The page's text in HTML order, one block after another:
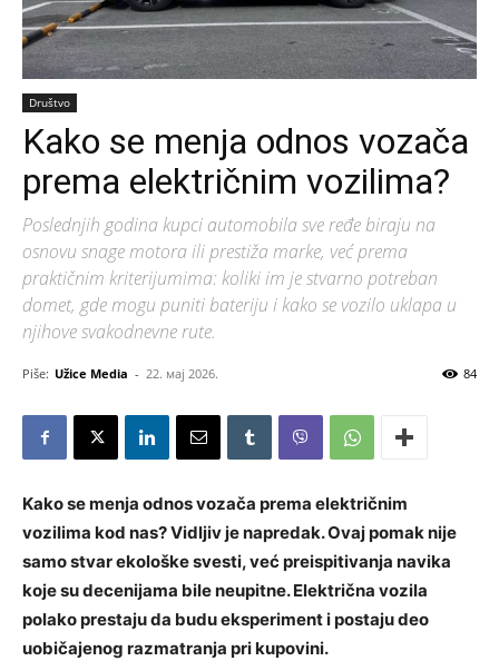
Društvo
Kako se menja odnos vozača
prema električnim vozilima?
Poslednjih godina kupci automobila sve ređe biraju na
osnovu snage motora ili prestiža marke, već prema
praktičnim kriterijumima: koliki im je stvarno potreban
domet, gde mogu puniti bateriju i kako se vozilo uklapa u
njihove svakodnevne rute.
Piše: Užice Media - 22. мај 2026. 84
Kako se menja odnos vozača prema električnim
vozilima kod nas? Vidljiv je napredak. Ovaj pomak nije
samo stvar ekološke svesti, već preispitivanja navika
koje su decenijama bile neupitne. Električna vozila
polako prestaju da budu eksperiment i postaju deo
uobičajenog razmatranja pri kupovini.